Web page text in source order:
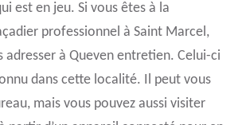
est en jeu. Si vous êtes à la
professionnel à Saint Marcel,
adresser à Queven entretien. Celui-ci
dans cette localité. Il peut vous
mais vous pouvez aussi visiter